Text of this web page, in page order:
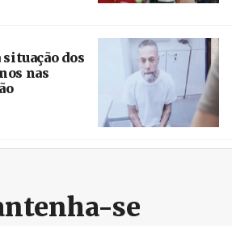
dos
nas
se